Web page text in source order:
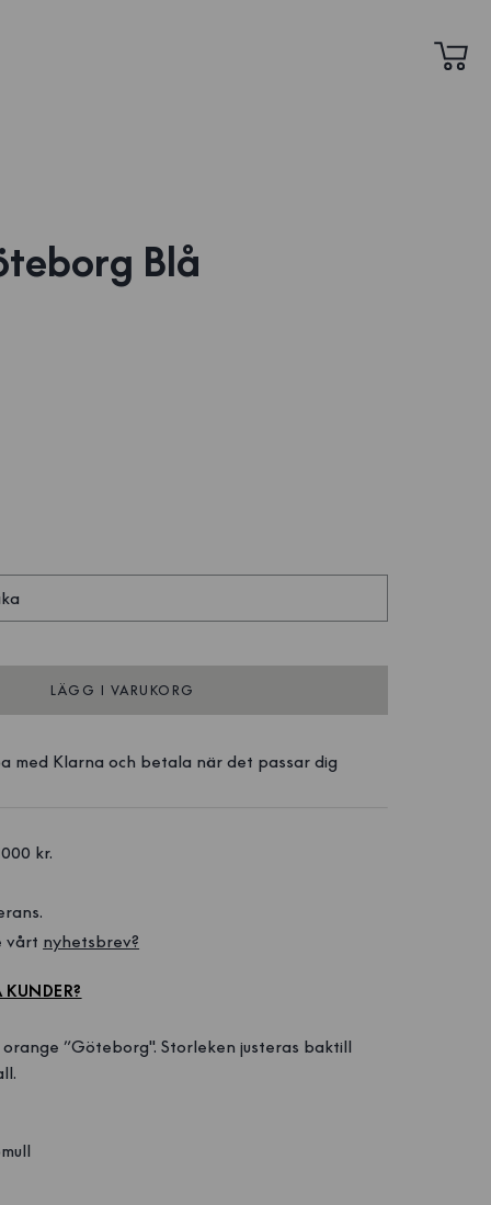
Blå
LÄGG I VARUKORG
med Klarna och betala när det passar dig
kr.
vårt nyhetsbrev?
KUNDER?
”Göteborg". Storleken justeras baktill